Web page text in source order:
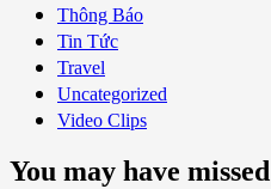
Thông Báo
Tin Tức
Travel
Uncategorized
Video Clips
You may have missed